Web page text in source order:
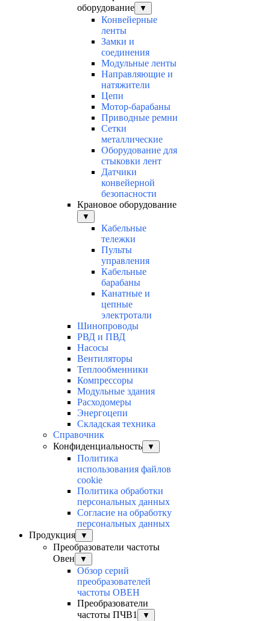
оборудование
▼
Конвейерные
ленты
Замки и
соединения
Модульные ленты
Направляющие и
натяжители
Цепи
Мотор-барабаны
Приводные ремни
Сетки
металлические
Оборудование для
стыковки лент
Датчики
конвейерной
безопасности
Крановое оборудование
▼
Кабельные
тележки
Пульты
управления
Кабельные
барабаны
Канатные и
цепные
электротали
Шинопроводы
РВД и ПВД
Насосы
Вентиляторы
Теплообменники
Компрессоры
Модульные здания
Расходомеры
Энергоцепи
Складская техника
Справочник
Конфиденциальность
▼
Политика
использования файлов
cookie
Политика обработки
персональных данных
Согласие на обработку
персональных данных
Продукция
▼
Преобразователи частоты
Овен
▼
Обзор серий
преобразователей
частоты ОВЕН
Преобразователи
частоты ПЧВ1
▼